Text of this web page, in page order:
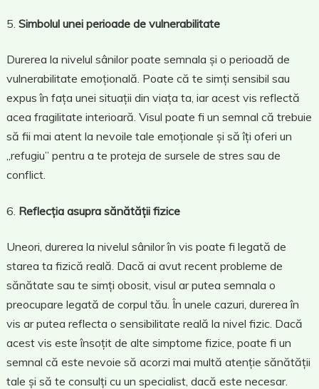
Simbolul unei perioade de vulnerabilitate
Durerea la nivelul sânilor poate semnala și o perioadă de
vulnerabilitate emoțională. Poate că te simți sensibil sau
expus în fața unei situații din viața ta, iar acest vis reflectă
acea fragilitate interioară. Visul poate fi un semnal că trebuie
să fii mai atent la nevoile tale emoționale și să îți oferi un
„refugiu” pentru a te proteja de sursele de stres sau de
conflict.
Reflecția asupra sănătății fizice
Uneori, durerea la nivelul sânilor în vis poate fi legată de
starea ta fizică reală. Dacă ai avut recent probleme de
sănătate sau te simți obosit, visul ar putea semnala o
preocupare legată de corpul tău. În unele cazuri, durerea în
vis ar putea reflecta o sensibilitate reală la nivel fizic. Dacă
acest vis este însoțit de alte simptome fizice, poate fi un
semnal că este nevoie să acorzi mai multă atenție sănătății
tale și să te consulți cu un specialist, dacă este necesar.